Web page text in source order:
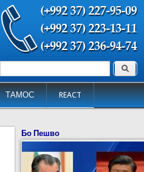
ТАМОС REACT
Форма поиска Поиск
Бо Пешво